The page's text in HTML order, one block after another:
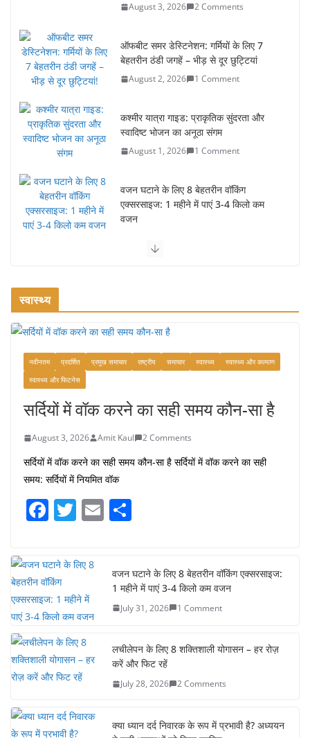
August 3, 2026 2 Comments
ऑफबीट समर डेस्टिनेशन: गर्मियों के लिए 7
बेहतरीन ठंडी जगहें – भीड़ से दूर छुट्टियां
August 2, 2026 1 Comment
कश्मीर यात्रा गाइड: प्राकृतिक सुंदरता और
स्वादिष्ट भोजन का अनूठा संगम
August 1, 2026 1 Comment
वजन घटाने के लिए 8 बेहतरीन वॉकिंग
एक्सरसाइज: 1 महीने में पाएं 3-4 किलो कम
वजन
July 30, 2026 1 Comment
स्वादिष्ट व्यंजन
स्वास्थ्य
नवीनतम प्रदर्शित प्रमुख समाचार राष्ट्रीय समाचार स्वास्थ्य
स्वास्थ्य और कल्याण
स्वास्थ्य और फिटनेस
सर्दियों में वॉक करने का सही समय कौन-सा है
August 3, 2026 Amit Kaul 2 Comments
सर्दियों में वॉक करने का सही समय कौन-सा है सर्दियों में वॉक करने का सही
समय: सर्दियों में नियमित वॉक
F
c
e
b
o
o
k
T
itt
er
E
e
वजन घटाने के लिए 8 बेहतरीन वॉकिंग एक्सरसाइज:
1 महीने में पाएं 3-4 किलो कम वजन
July 31, 2026 1 Comment
लचीलेपन के लिए 8 शक्तिशाली योगासन – हर रोज़
करें और फिट रहें
July 28, 2026 2 Comments
क्या ध्यान दर्द निवारक के रूप में प्रभावी है? अध्ययन